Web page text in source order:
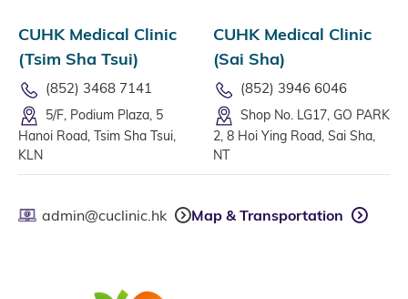
CUHK Medical Clinic
(Tsim Sha Tsui)
(852) 3468 7141
5/F, Podium Plaza, 5
Hanoi Road, Tsim Sha Tsui,
KLN
CUHK Medical Clinic
(Sai Sha)
(852) 3946 6046
Shop No. LG17, GO PARK
2, 8 Hoi Ying Road, Sai Sha,
NT
admin@cuclinic.hk Map & Transportation